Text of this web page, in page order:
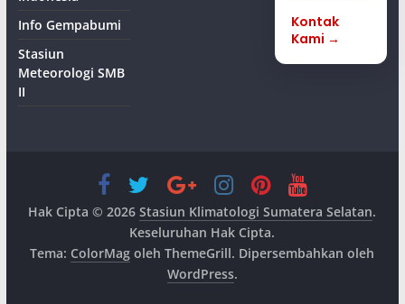
Info Gempabumi
Stasiun
Meteorologi SMB
II
Kontak
Kami →
Hak Cipta © 2026Stasiun Klimatologi Sumatera Selatan.
Keseluruhan Hak Cipta.
Tema: ColorMag oleh ThemeGrill. Dipersembahkan oleh
WordPress.